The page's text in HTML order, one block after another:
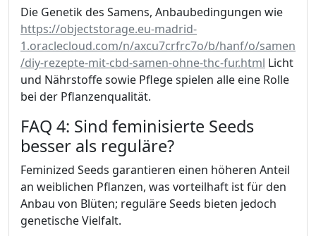
Die Genetik des Samens, Anbaubedingungen wie
https://objectstorage.eu-madrid-
1.oraclecloud.com/n/axcu7crfrc7o/b/hanf/o/samen
/diy-rezepte-mit-cbd-samen-ohne-thc-fur.html Licht
und Nährstoffe sowie Pflege spielen alle eine Rolle
bei der Pflanzenqualität.
FAQ 4: Sind feminisierte Seeds
besser als reguläre?
Feminized Seeds garantieren einen höheren Anteil
an weiblichen Pflanzen, was vorteilhaft ist für den
Anbau von Blüten; reguläre Seeds bieten jedoch
genetische Vielfalt.